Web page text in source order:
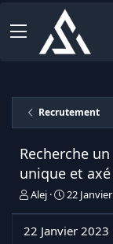
Recrutement
Recherche
unique et
I
t
Alej
D
e
22
22 Janvier 2023